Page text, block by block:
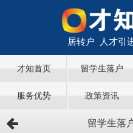
居转户 人才引
才知首页 留学生落户
服务优势 政策资讯
留学生落